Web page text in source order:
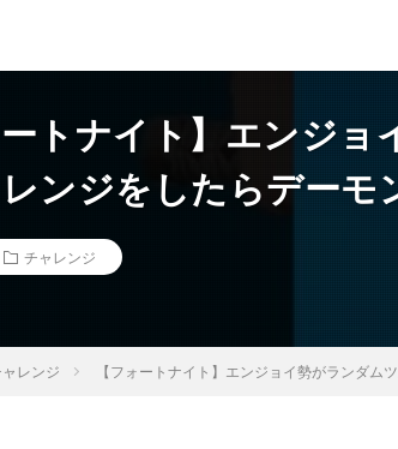
ートナイト】エンジ
ンジをしたらデーモ
チャレンジ
レンジ 【フォートナイト】エンジョイ勢がランダ